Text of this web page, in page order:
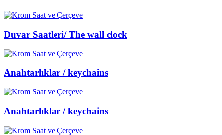
Duvar Saatleri/ The wall clock
Anahtarlıklar / keychains
Anahtarlıklar / keychains